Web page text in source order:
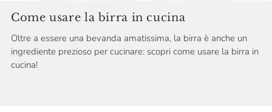
Come usare la birra in cucina
Oltre a essere una bevanda amatissima, la birra è anche un
ingrediente prezioso per cucinare: scopri come usare la birra in
cucina!